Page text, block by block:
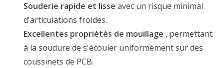
Souderie rapide et lisseavec un risque minimal
d'articulations froides.
Excellentes propriétés de mouillage , permettant
à la soudure de s'écouler uniformément sur des
coussinets de PCB.